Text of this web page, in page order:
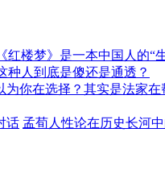
红楼梦》是一本中国人的“
种人到底是傻还是通透？
为你在选择？其实是法家在
话 孟荀人性论在历史长河